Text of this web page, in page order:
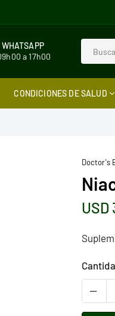
a 17h00
CONDICIONES DE SALUD
Doctor's
Precio
USD